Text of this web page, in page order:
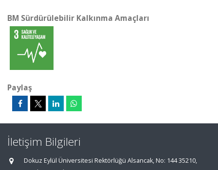
BM Sürdürülebilir Kalkınma Amaçları
Paylaş
İletişim Bilgileri
Dokuz Eylül Üniversitesi Rektörlüğü Alsancak, No: 144 35210,